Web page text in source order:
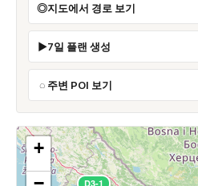
지도에서 경로 보기
7일 플랜 생성
주변 POI 보기
D3-1
+